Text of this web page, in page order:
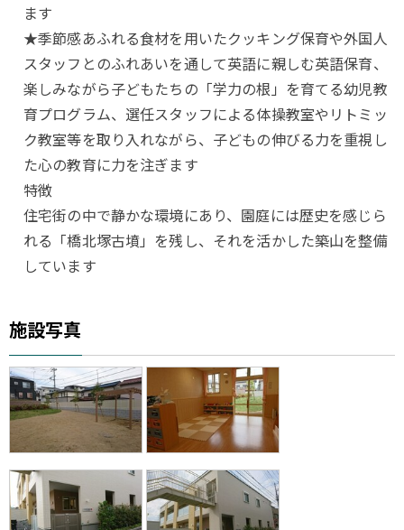
ます
★季節感あふれる食材を用いたクッキング保育や外国人
スタッフとのふれあいを通して英語に親しむ英語保育、
楽しみながら子どもたちの「学力の根」を育てる幼児教
育プログラム、選任スタッフによる体操教室やリトミッ
ク教室等を取り入れながら、子どもの伸びる力を重視し
た心の教育に力を注ぎます
特徴
住宅街の中で静かな環境にあり、園庭には歴史を感じら
れる「橋北塚古墳」を残し、それを活かした築山を整備
しています
施設写真